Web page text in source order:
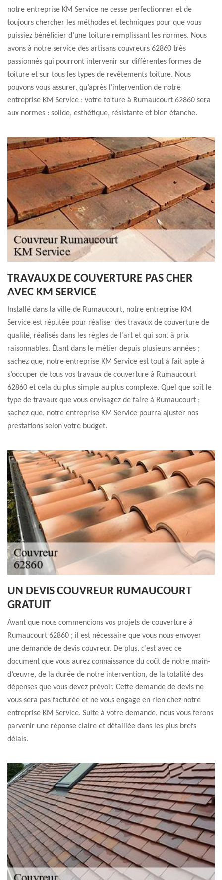
notre entreprise KM Service ne cesse perfectionner et de
toujours chercher les méthodes et techniques pour que vous
puissiez bénéficier d’une toiture remplissant les normes. Nous
avons à notre service des artisans couvreurs 62860 très
passionnés qui pourront intervenir sur différentes formes de
toiture et sur tous les types de revêtements toiture. Nous
pouvons vous assurer, qu’après l’intervention de notre
entreprise KM Service ; votre toiture à Rumaucourt 62860 sera
aux normes : solide, esthétique, résistante et bien étanche.
TRAVAUX DE COUVERTURE PAS CHER
AVEC KM SERVICE
Installé dans la ville de Rumaucourt, notre entreprise KM
Service est réputée pour réaliser des travaux de couverture de
qualité, réalisés dans les règles de l’art et qui sont à prix
raisonnables. Étant dans le métier depuis plusieurs années ;
sachez que, notre entreprise KM Service est tout à fait apte à
s’occuper de tous vos travaux de couverture à Rumaucourt
62860 et cela du plus simple au plus complexe. Quel que soit le
type de travaux que vous envisagez de faire à Rumaucourt ;
sachez que, notre entreprise KM Service pourra ajuster nos
prestations selon votre budget.
UN DEVIS COUVREUR RUMAUCOURT
GRATUIT
Avant que nous commencions vos projets de couverture à
Rumaucourt 62860 ; il est nécessaire que vous nous envoyer
une demande de devis couvreur. De plus, c’est avec ce
document que vous aurez connaissance du coût de notre main-
d’œuvre, de la durée de notre intervention, de la totalité des
dépenses que vous devez prévoir. Cette demande de devis ne
vous sera pas facturée et ne vous engage en rien chez notre
entreprise KM Service. Suite à votre demande, nous vous ferons
parvenir une réponse claire et détaillée dans les plus brefs
délais.